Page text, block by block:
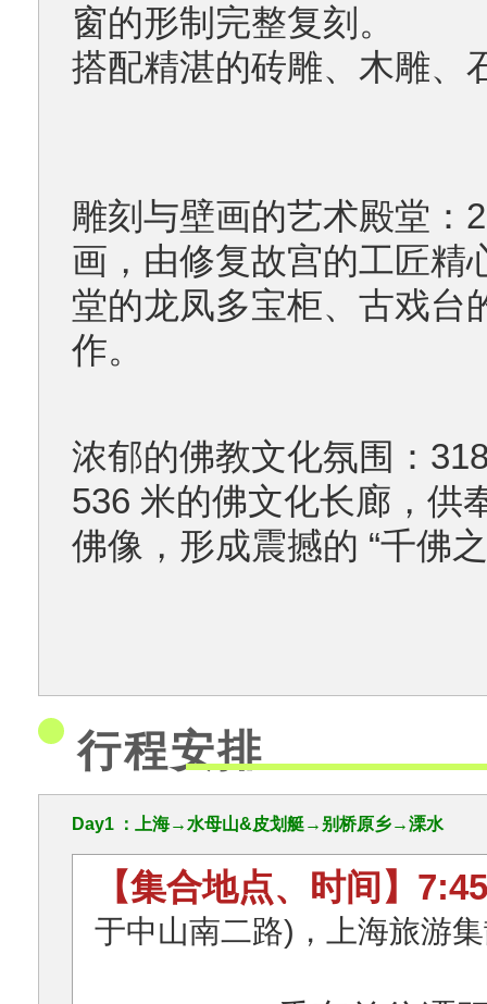
窗的形制完整复刻。
搭配精湛的砖雕、木雕、
雕刻与壁画的艺术殿堂：
画，由修复故宫的工匠精
堂的龙凤多宝柜、古戏台
作。
浓郁的佛教文化氛围：
536 米的佛文化长廊，供
佛像，形成震撼的 “千佛
行程安排
Day1 ：上海→水母山&皮划艇→别桥原乡→溧水
【集合地点、时间】
于中山南二路)，上海旅游